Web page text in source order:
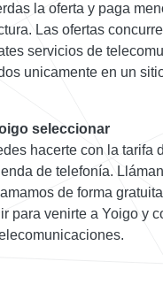
la oferta y paga
Las ofertas
servicios de
unicamente en un
seleccionar
hacerte con la tarifa
de telefonía.
de forma
para venirte a Yoigo y